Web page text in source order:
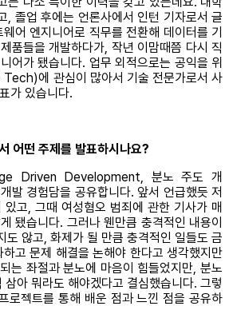
, 졸업 후에는 언론사에서 인턴 기자로서 글
어 엔지니어로 직무를 전환해 데이터를 기
품들을 개발하다가, 작년 이맘때쯤 다시 직
어가 됐습니다. 업무 외적으로는 공익을 위
에 관심이 많아서 기술 전문가로서 사
가 있습니다.
어떤 주제를 발표하시나요?
Driven Development, 분노 주도 개
발 경험담을 공유합니다. 앞서 언급했듯 저
고, 그때 여성혐오 범죄에 관한 기사가 매
됐습니다. 그러나 웬만큼 충격적인 내용이
도 않고, 화제가 될 만큼 충격적인 일들도 금
고 문제 해결을 논해야 한다고 생각했지만
는 좌절과 분노에 마음이 힘들었지만, 분노
아 뭐라도 해야겠다고 결심했습니다. 그렇
로젝트를 통해 배운 점과 느낀 점을 공유하